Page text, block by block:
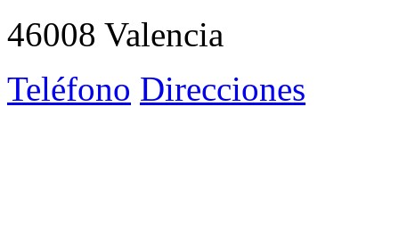
46008 Valencia
Teléfono Direcciones